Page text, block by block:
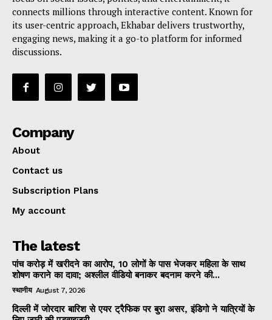
connects millions through interactive content. Known for
its user-centric approach, Ekhabar delivers trustworthy,
engaging news, making it a go-to platform for informed
discussions.
Company
About
Contact us
Subscription Plans
My account
The latest
पांच करोड़ में खरीदने का आरोप, 10 लोगों के पास भेजकर महिला के साथ
शोषण कराने का दावा; अश्लील वीडियो बनाकर बदनाम करने की...
स्थानीय August 7, 2026
दिल्ली में जोरदार बारिश से एयर ट्रैफिक पर बुरा असर, इंडिगो ने यात्रियों के